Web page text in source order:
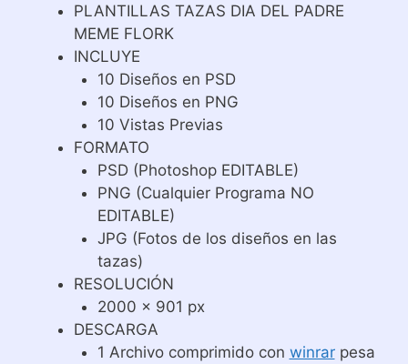
PLANTILLAS TAZAS DIA DEL PADRE
MEME FLORK
INCLUYE
10 Diseños en PSD
10 Diseños en PNG
10 Vistas Previas
FORMATO
PSD (Photoshop EDITABLE)
PNG (Cualquier Programa NO
EDITABLE)
JPG (Fotos de los diseños en las
tazas)
RESOLUCIÓN
2000 x 901 px
DESCARGA
1 Archivo comprimido con winrarpesa